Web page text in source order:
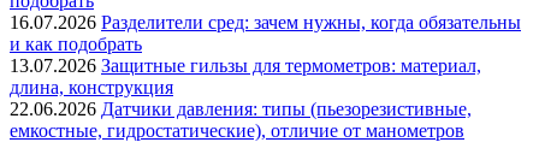
16.07.2026 Разделители сред: зачем нужны, когда обязательны
и как подобрать
13.07.2026 Защитные гильзы для термометров: материал,
длина, конструкция
22.06.2026 Датчики давления: типы (пьезорезистивные,
емкостные, гидростатические), отличие от манометров